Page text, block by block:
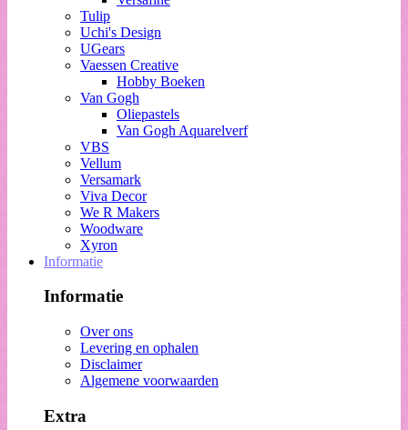
Tulip
Uchi's Design
UGears
Vaessen Creative
Hobby Boeken
Van Gogh
Oliepastels
Van Gogh Aquarelverf
VBS
Vellum
Versamark
Viva Decor
We R Makers
Woodware
Xyron
Informatie
Informatie
Over ons
Levering en ophalen
Disclaimer
Algemene voorwaarden
Extra